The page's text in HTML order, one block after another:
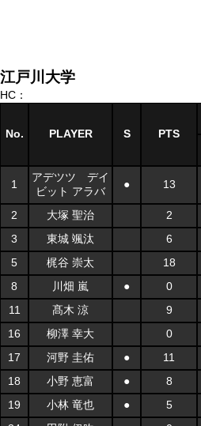
江戸川大学
HC：
No. PLAYER S PTS
1
アデツツ デイ
ビット アラバ
● 13
2 大塚 聖治 2
3
東城 颯汰 6
5
梶谷 崇太 18
8
川畑 嵐 ● 0
11
髙木 涼 9
16
柳澤 幸大 0
17
河野 圭佑 ● 11
18
小野 恵富 ● 8
19
小林 竜也 ● 5